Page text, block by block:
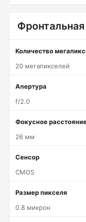
Количество
20 мегапикселей
Апертура
f/2.0
Фокусное
26 мм
Сенсор
CMOS
Размер пикселя
0.8 микрон